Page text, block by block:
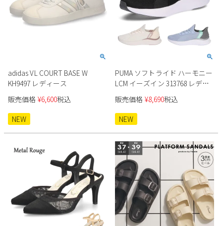
adidas VL COURT BASE W
KH9497 レディース
販売価格 ¥6,600税込
NEW
PUMA ソフトライド ハーモニー
LCM イーズイン 313768 レディ
ース
販売価格 ¥8,690税込
NEW